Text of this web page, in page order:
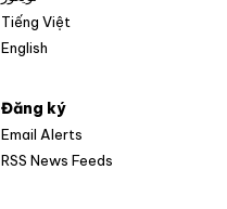
Tiếng Việt
English
Đăng ký
Email Alerts
RSS News Feeds